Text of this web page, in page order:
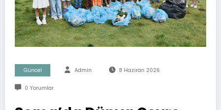
Güncel Admin 8 Haziran 2026
0 Yorumlar